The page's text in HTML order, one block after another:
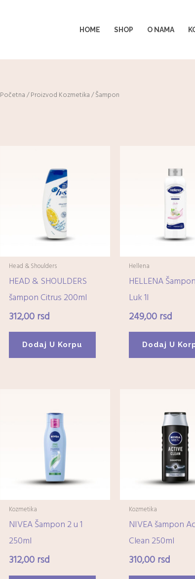
HOME SHOP O NAMA
Početna/ Proizvod Kozmetika / Šampon
Head & Shoulders
HEAD & SHOULDERS
šampon Citrus 200ml
312,00rsd
Dodaj U Korpu
Hellena
HELLENA
Luk 1l
249,00rsd
Dodaj U
Kozmetika
NIVEA Šampon 2 u 1
250ml
312,00rsd
Kozmetika
NIVEA šampon
Clean 250ml
310,00rsd